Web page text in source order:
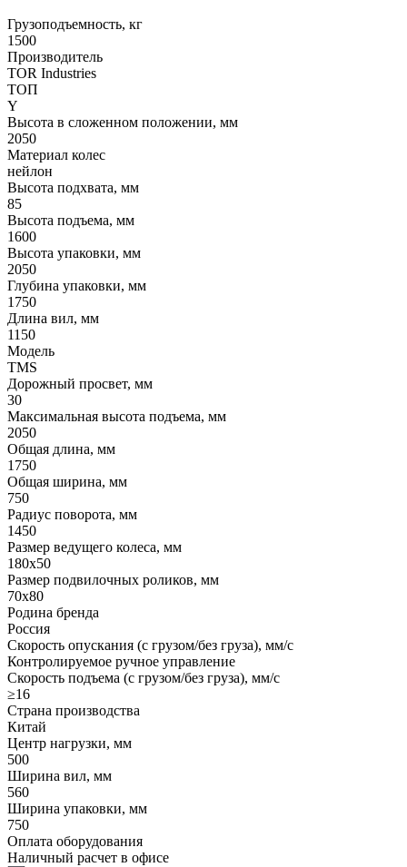
Грузоподъемность, кг
1500
Производитель
TOR Industries
ТОП
Y
Высота в сложенном положении, мм
2050
Материал колес
нейлон
Высота подхвата, мм
85
Высота подъема, мм
1600
Высота упаковки, мм
2050
Глубина упаковки, мм
1750
Длина вил, мм
1150
Модель
TMS
Дорожный просвет, мм
30
Максимальная высота подъема, мм
2050
Общая длина, мм
1750
Общая ширина, мм
750
Радиус поворота, мм
1450
Размер ведущего колеса, мм
180х50
Размер подвилочных роликов, мм
70х80
Родина бренда
Россия
Скорость опускания (с грузом/без груза), мм/с
Контролируемое ручное управление
Скорость подъема (с грузом/без груза), мм/с
≥16
Страна производства
Китай
Центр нагрузки, мм
500
Ширина вил, мм
560
Ширина упаковки, мм
750
Оплата оборудования
Наличный расчет в офисе